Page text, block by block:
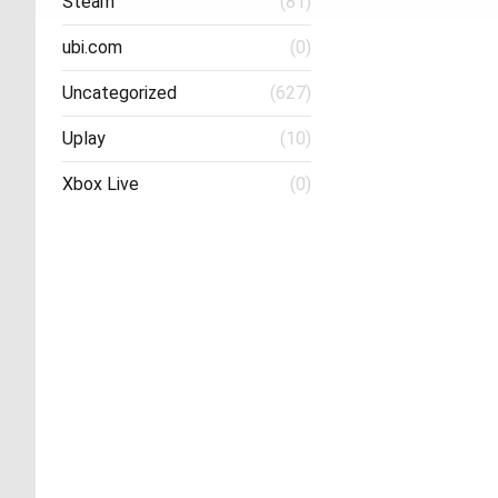
ubi.com (0)
Uncategorized (627)
Uplay (10)
Xbox Live (0)